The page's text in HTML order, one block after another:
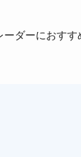
ダーにおすす